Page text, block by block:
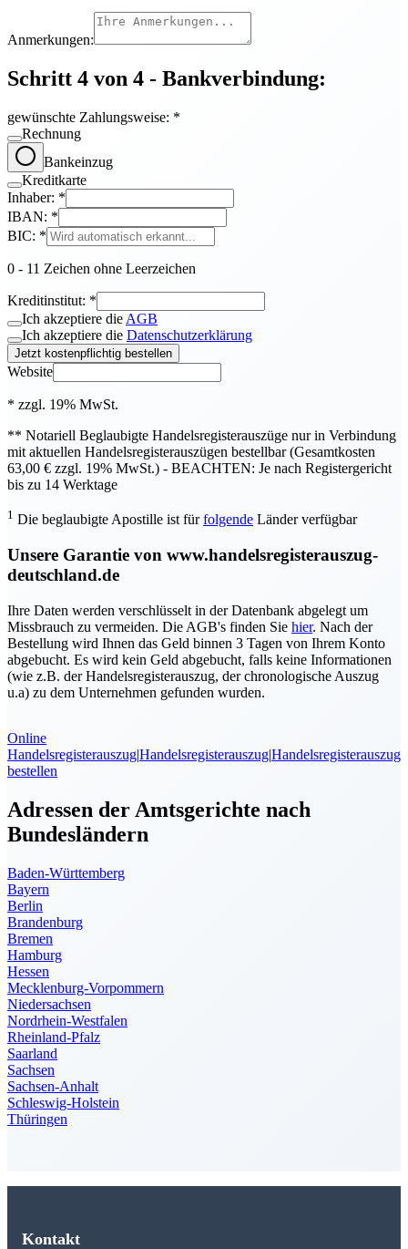
Anmerkungen:
Schritt 4 von 4 - Bankverbindung:
gewünschte Zahlungsweise: *
Rechnung
Bankeinzug
Kreditkarte
Inhaber: *
IBAN: *
BIC: *
0 - 11 Zeichen ohne Leerzeichen
Kreditinstitut: *
Ich akzeptiere die AGB
Ich akzeptiere die Datenschutzerklärung
Jetzt kostenpflichtig bestellen
Website
* zzgl. 19% MwSt.
** Notariell Beglaubigte Handelsregisterauszüge nur in Verbindung
mit aktuellen Handelsregisterauszügen bestellbar (Gesamtkosten
63,00 € zzgl. 19% MwSt.) - BEACHTEN: Je nach Registergericht
bis zu 14 Werktage
1 Die beglaubigte Apostille ist für folgende Länder verfügbar
Unsere Garantie von www.handelsregisterauszug-
deutschland.de
Ihre Daten werden verschlüsselt in der Datenbank abgelegt um
Missbrauch zu vermeiden. Die AGB's finden Sie hier. Nach der
Bestellung wird Ihnen das Geld binnen 3 Tagen von Ihrem Konto
abgebucht. Es wird kein Geld abgebucht, falls keine Informationen
(wie z.B. der Handelsregisterauszug, der chronologische Auszug
u.a) zu dem Unternehmen gefunden wurden.
Online
Handelsregisterauszug|Handelsregisterauszug|Handelsregisterauszug
bestellen
Adressen der Amtsgerichte nach
Bundesländern
Baden-Württemberg
Bayern
Berlin
Brandenburg
Bremen
Hamburg
Hessen
Mecklenburg-Vorpommern
Niedersachsen
Nordrhein-Westfalen
Rheinland-Pfalz
Saarland
Sachsen
Sachsen-Anhalt
Schleswig-Holstein
Thüringen
Kontakt